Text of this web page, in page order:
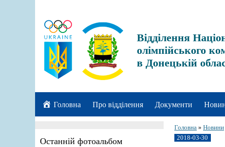
Відділення
олімпійського
в Донецькій
Головна Про відділення Документи
Останній фотоальбом
Головна » Новини
2018-03-30